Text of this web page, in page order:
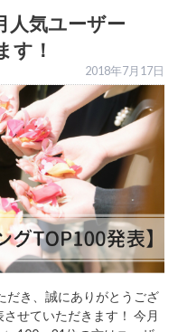
人気ユーザー
す！
2018年7月17日
だき、誠にありがとうござ
せていただきます！ 今月